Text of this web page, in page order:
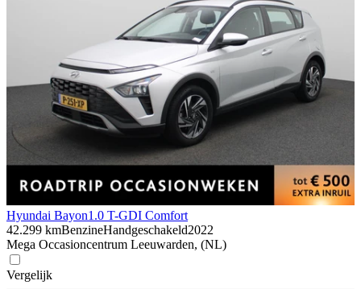
Hyundai Bayon1.0 T-GDI Comfort
42.299 kmBenzineHandgeschakeld2022
Mega Occasioncentrum Leeuwarden, (NL)
Vergelijk